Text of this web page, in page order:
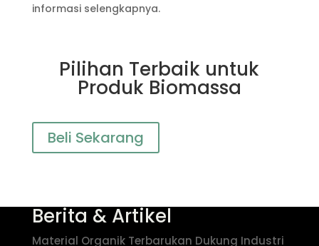
informasi selengkapnya.
Pilihan Terbaik untuk
Produk Biomassa
Beli Sekarang
Berita & Artikel
Material Organik Terbarukan Dukung Industri